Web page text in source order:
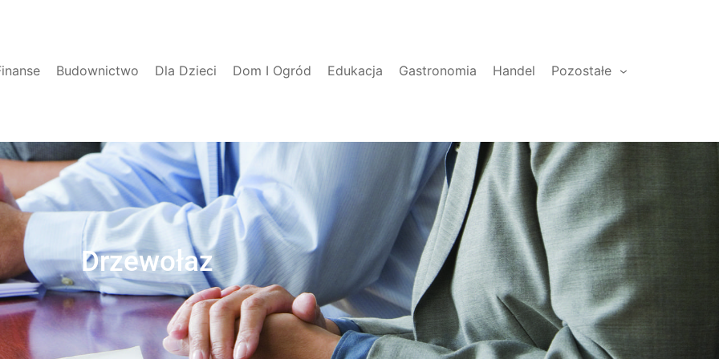
Budownictwo Dla Dzieci Dom I Ogród Edukacja Gastronomia Handel Pozostałe
Drzewołaz